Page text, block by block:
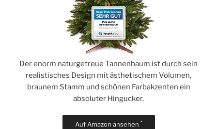
Der enorm naturgetreue Tannenbaum ist durch sein
realistisches Design mit ästhetischem Volumen,
braunem Stamm und schönen Farbakzenten ein
absoluter Hingucker.
Auf Amazon ansehen *